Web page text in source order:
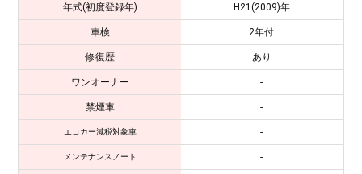
年式(初度登録年) H21(2009)年
車検 2年付
修復歴 あり
ワンオーナー -
禁煙車 -
エコカー減税対象車 -
メンテナンスノート -